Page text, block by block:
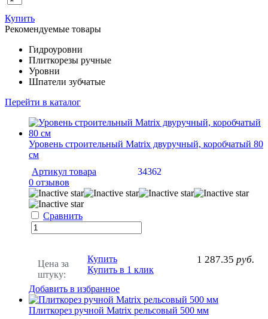
Купить
Рекомендуемые товары
Гидроуровни
Плиткорезы ручные
Уровни
Шпатели зубчатые
Перейти в каталог
Уровень строительный Matrix двуручный, коробчатый 80
см
Артикул товара
34362
0 отзывов
Сравнить
Цена за
штуку:
1 287.35 руб.
Купить
Купить в 1 клик
Добавить в избранное
Плиткорез ручной Matrix рельсовый 500 мм